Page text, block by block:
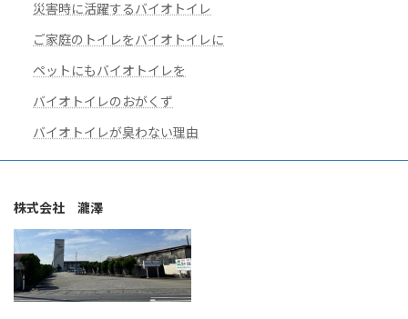
災害時に活躍するバイオトイレ
ご家庭のトイレをバイオトイレに
ペットにもバイオトイレを
バイオトイレのおがくず
バイオトイレが臭わない理由
株式会社 瀧澤